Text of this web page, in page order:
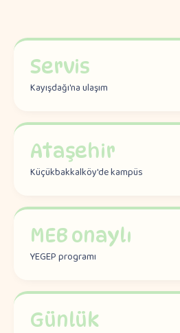
Servis
Kayışdağı'na ulaşım
Ataşehir
Küçükbakkalköy'de kampüs
MEB onaylı
YEGEP programı
Günlük